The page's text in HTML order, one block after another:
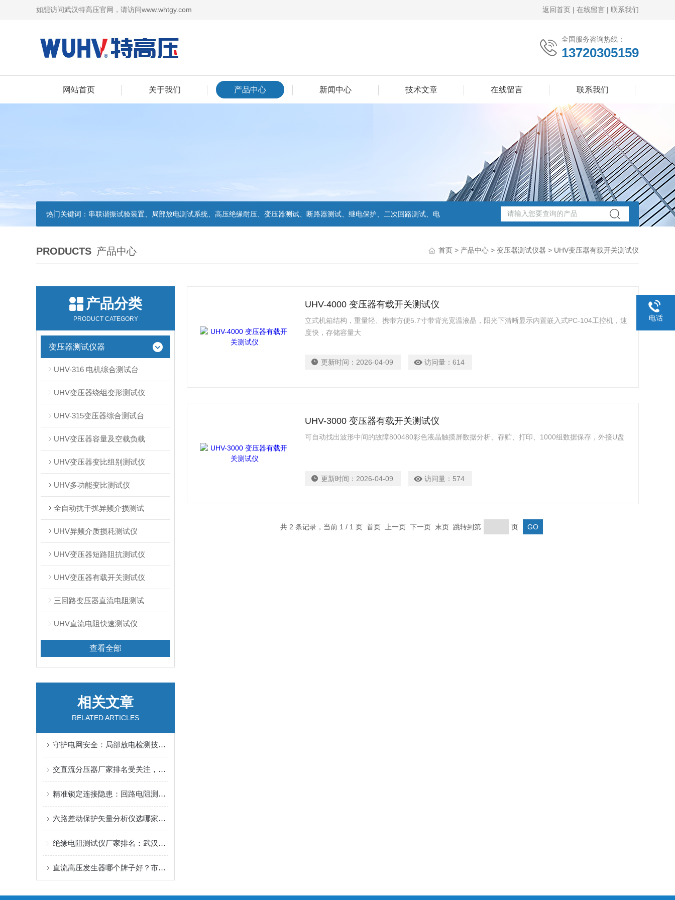
如想访问武汉特高压官网，请访问www.whtgy.com 返回首页 | 在线留言 | 联系我们
全国服务咨询热线：
13720305159
网站首页 关于我们 产品中心 新闻中心 技术文章 在线留言 联系我们
热门关键词： 串联谐振试验装置、局部放电测试系统、高压绝缘耐压、变压器测试、断路器测试、继电保护、二次回路测试、电
PRODUCTS 产品中心 首页 > 产品中心 > 变压器测试仪器 > UHV变压器有载开关测试仪
产品分类
PRODUCT CATEGORY
变压器测试仪器
UHV-316 电机综合测试台
UHV变压器绕组变形测试仪
UHV-315变压器综合测试台
UHV变压器容量及空载负载
UHV变压器变比组别测试仪
UHV多功能变比测试仪
全自动抗干扰异频介损测试
UHV异频介质损耗测试仪
UHV变压器短路阻抗测试仪
UHV变压器有载开关测试仪
三回路变压器直流电阻测试
UHV直流电阻快速测试仪
查看全部
相关文章
RELATED ARTICLES
守护电网安全：局部放电检测技术的现场应用实录
交直流分压器厂家排名受关注，武汉特高压近二十年技术积累给出参考
精准锁定连接隐患：回路电阻测试的现场实践
六路差动保护矢量分析仪选哪家：聚焦六路差动保护矢量分析仪的选型与应用
绝缘电阻测试仪厂家排名：武汉特高压测试仪如何赢得化工与电力领域信赖
直流高压发生器哪个牌子好？市场口碑指向这家实力企业
UHV-4000 变压器有载开关测试仪
立式机箱结构，重量轻、携带方便5.7寸带背光宽温液晶，阳光下清晰显示内置嵌入式PC-104工控机，速
度快，存储容量大
更新时间： 2026-04-09 访问量：614
UHV-3000 变压器有载开关测试仪
可自动找出波形中间的故障800480彩色液晶触摸屏数据分析、存贮、打印、1000组数据保存，外接U盘
更新时间： 2026-04-09 访问量： 574
共 2 条记录，当前 1 / 1 页 首页 上一页 下一页 末页 跳转到第 页
电话